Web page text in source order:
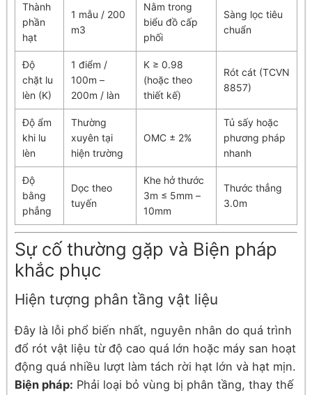
Thành
phần
hạt
1 mẫu / 200
m3
Nằm trong
biểu đồ cấp
phối
Sàng lọc tiêu
chuẩn
Độ
chặt lu
lèn (K)
1 điểm /
100m –
200m / làn
K ≥ 0.98
(hoặc theo
thiết kế)
Rót cát (TCVN
8857)
Độ ẩm
khi lu
lèn
Thường
xuyên tại
hiện trường
OMC ± 2%
Tủ sấy hoặc
phương pháp
nhanh
Độ
bằng
phẳng
Dọc theo
tuyến
Khe hở thước
3m ≤ 5mm –
10mm
Thước thẳng
3.0m
Sự cố thường gặp và Biện pháp
khắc phục
Hiện tượng phân tầng vật liệu
Đây là lỗi phổ biến nhất, nguyên nhân do quá trình
đổ rót vật liệu từ độ cao quá lớn hoặc máy san hoạt
động quá nhiều lượt làm tách rời hạt lớn và hạt mịn.
Biện pháp: Phải loại bỏ vùng bị phân tầng, thay thế